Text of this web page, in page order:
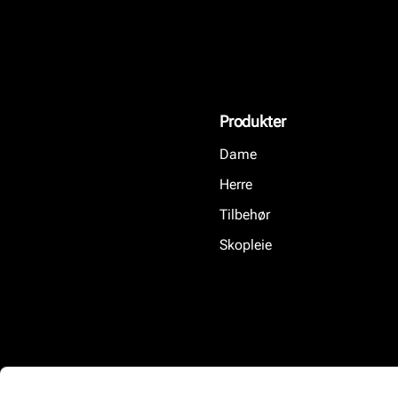
Produkter
Dame
Herre
Tilbehør
Skopleie